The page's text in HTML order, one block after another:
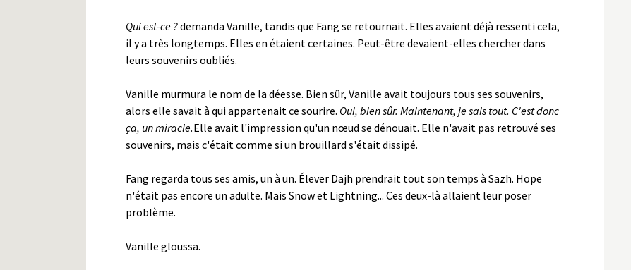
Qui est-ce ?demanda Vanille, tandis que Fang se retournait. Elles avaient déjà ressenti cela,
il y a très longtemps. Elles en étaient certaines. Peut-être devaient-elles chercher dans
leurs souvenirs oubliés.
Vanille murmura le nom de la déesse. Bien sûr, Vanille avait toujours tous ses souvenirs,
alors elle savait à qui appartenait ce sourire. Oui, bien sûr. Maintenant, je sais tout. C'est donc
ça, un miracle.Elle avait l'impression qu'un nœud se dénouait. Elle n'avait pas retrouvé ses
souvenirs, mais c'était comme si un brouillard s'était dissipé.
Fang regarda tous ses amis, un à un. Élever Dajh prendrait tout son temps à Sazh. Hope
n'était pas encore un adulte. Mais Snow et Lightning... Ces deux-là allaient leur poser
problème.
Vanille gloussa.